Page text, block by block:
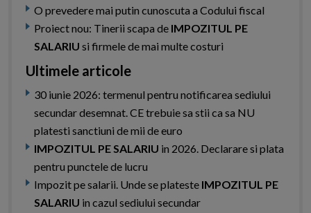
O prevedere mai putin cunoscuta a Codului fiscal
Proiect nou: Tinerii scapa de IMPOZITUL PE
SALARIU si firmele de mai multe costuri
Ultimele articole
30 iunie 2026: termenul pentru notificarea sediului
secundar desemnat. CE trebuie sa stii ca sa NU
platesti sanctiuni de mii de euro
IMPOZITUL PE SALARIU in 2026. Declarare si plata
pentru punctele de lucru
Impozit pe salarii. Unde se plateste IMPOZITUL PE
SALARIU in cazul sediului secundar